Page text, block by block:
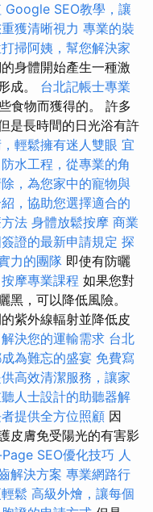
Google SEO教學，讓
獲清晰視力 專業的裝
掃阿姨，幫您解決家
身體開始產生一種激
成。 台北記帳士專業
食物而獲得的。 許多
是長時間的日光浴有許
輕鬆擁有迷人雙眼 宜
防水工程，從專業的角
，為您家中的寵物與
，協助您選擇適合的
法 身體放鬆按摩 商業
證的最新申請規定 探
力的團隊 即使有防曬
按摩專業課程 如果您對
黑，可以降低風險。
紫外線輻射並降低皮
決您的運輸需求 台北
為難忘的盛宴 免費寫
高效清潔服務，讓家
人士設計的助聽器解
提供全方位照顧 因
皮膚免受陽光的有害影
SEO優化技巧 人
解決方案 專業網路行
鬆 高級外燴，讓每個